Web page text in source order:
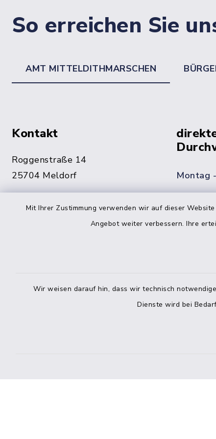
Mit Ihrer Zustimmung verwenden wir auf dieser
Angebot weiter verbessern. Ihre
Wir weisen darauf hin, dass wir technisch
Dienste wird bei
So erreichen Sie
AMT MITTELDITHMARSCHEN
Kontakt
Roggenstraße 14
25704 Meldorf
04832 6065-215
Montag
Freitag
Haben